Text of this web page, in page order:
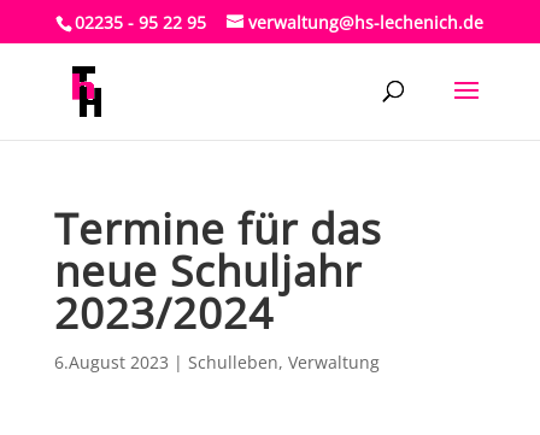
02235 - 95 22 95 verwaltung@hs-lechenich.de
Termine für das
neue Schuljahr
2023/2024
6.August 2023 | Schulleben, Verwaltung